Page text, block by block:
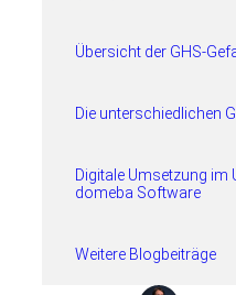
Übersicht der GHS-
Die unterschiedlichen
Digitale Umsetzung im
domeba Software
Weitere Blogbeiträge